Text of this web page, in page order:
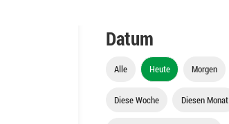
Datum
Alle Heute Morgen
Diese Woche Diesen Monat